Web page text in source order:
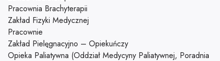
Pracownia Brachyterapii
Zakład Fizyki Medycznej
Pracownie
Zakład Pielęgnacyjno – Opiekuńczy
Opieka Paliatywna (Oddział Medycyny Paliatywnej, Poradnia